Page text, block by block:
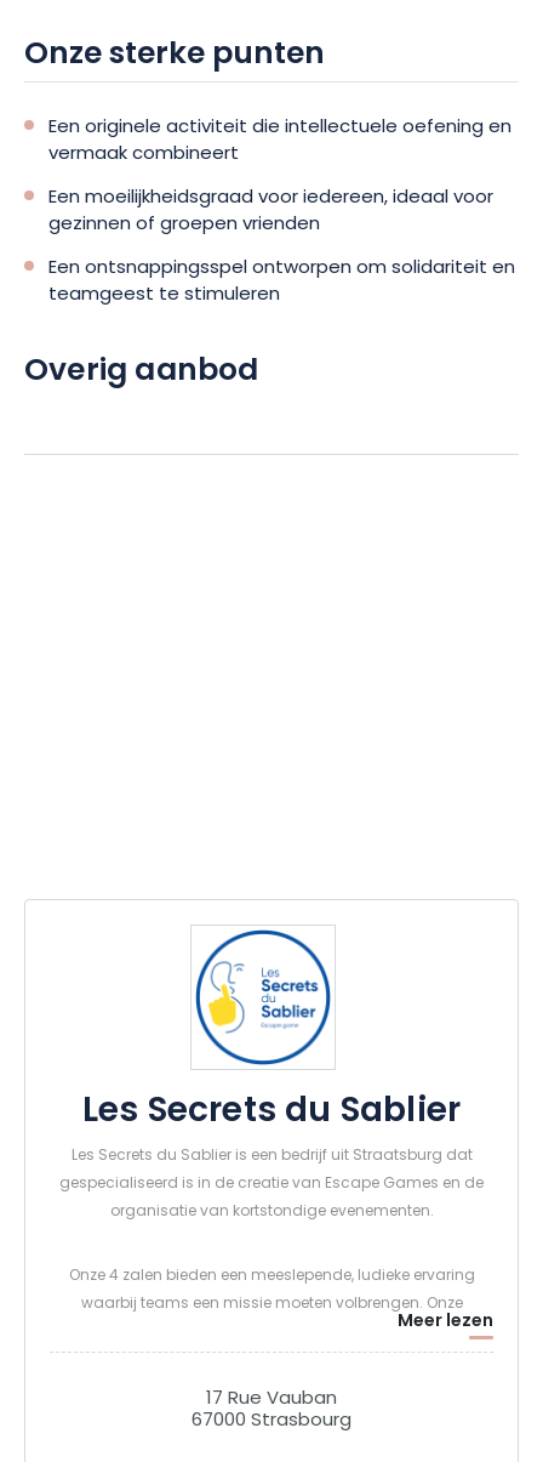
Onze sterke punten
Een originele activiteit die intellectuele oefening en
vermaak combineert
Een moeilijkheidsgraad voor iedereen, ideaal voor
gezinnen of groepen vrienden
Een ontsnappingsspel ontworpen om solidariteit en
teamgeest te stimuleren
Overig aanbod
Les Secrets du Sablier
Les Secrets du Sablier is een bedrijf uit Straatsburg dat
gespecialiseerd is in de creatie van Escape Games en de
organisatie van kortstondige evenementen.
Onze 4 zalen bieden een meeslepende, ludieke ervaring
waarbij teams een missie moeten volbrengen. Onze
buitenevenementen nemen verschillende vormen aan:
schattenjachten, buitenonderzoeken, stadsrally’s of
schattenjachten.
Meer lezen
17 Rue Vauban
67000 Strasbourg